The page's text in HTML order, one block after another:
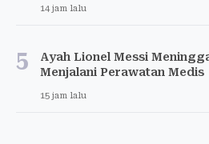
14 jam lalu
5
Ayah Lionel Messi
Menjalani Perawatan Medis
15 jam lalu